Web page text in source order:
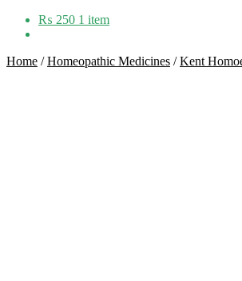
₨ 250 1 item
Home /Homeopathic Medicines /Kent